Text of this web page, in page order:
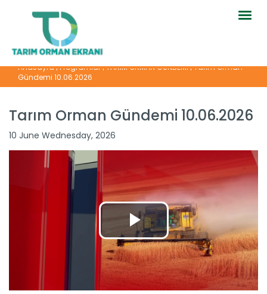
Anasayfa|Programlar|TARIM ORMAN GÜNDEMİ|Tarım Orman
Gündemi 10.06.2026
Tarım Orman Gündemi 10.06.2026
10 June Wednesday, 2026